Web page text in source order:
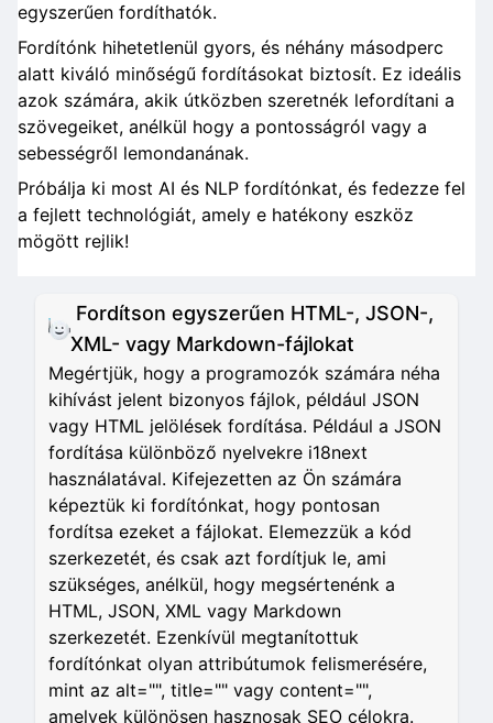
egyszerűen fordíthatók.
Fordítónk hihetetlenül gyors, és néhány másodperc
alatt kiváló minőségű fordításokat biztosít. Ez ideális
azok számára, akik útközben szeretnék lefordítani a
szövegeiket, anélkül hogy a pontosságról vagy a
sebességről lemondanának.
Próbálja ki most AI és NLP fordítónkat, és fedezze fel
a fejlett technológiát, amely e hatékony eszköz
mögött rejlik!
Fordítson egyszerűen HTML-, JSON-,
XML- vagy Markdown-fájlokat
Megértjük, hogy a programozók számára néha
kihívást jelent bizonyos fájlok, például JSON
vagy HTML jelölések fordítása. Például a JSON
fordítása különböző nyelvekre i18next
használatával. Kifejezetten az Ön számára
képeztük ki fordítónkat, hogy pontosan
fordítsa ezeket a fájlokat. Elemezzük a kód
szerkezetét, és csak azt fordítjuk le, ami
szükséges, anélkül, hogy megsértenénk a
HTML, JSON, XML vagy Markdown
szerkezetét. Ezenkívül megtanítottuk
fordítónkat olyan attribútumok felismerésére,
mint az alt="", title="" vagy content="",
amelyek különösen hasznosak SEO célokra.